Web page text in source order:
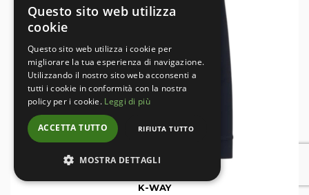
K-WAY
Questo sito web utilizza
cookie
Questo sito web utilizza i cookie per
migliorare la tua esperienza di navigazione.
Utilizzando il nostro sito web acconsenti a
tutti i cookie in conformità con la nostra
policy per i cookie. Leggi di più
ACCETTA TUTTO RIFIUTA TUTTO
MOSTRA DETTAGLI